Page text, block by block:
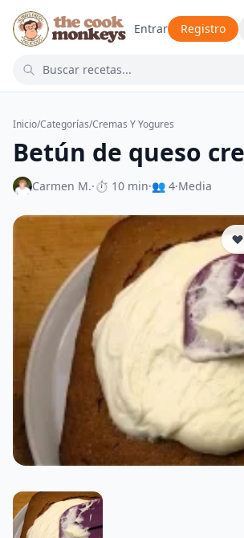
Entrar Registro
Inicio/Categorías/Cremas Y Yogures
Betún de queso
Carmen M.·⏱ 10 min·👥 4·Media